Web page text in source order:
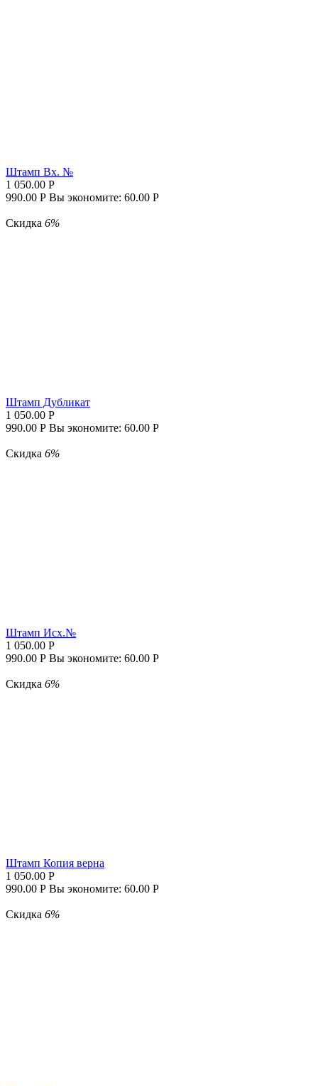
Штамп Вх. №
1 050.00 Р
990.00 Р Вы экономите: 60.00 Р
Скидка 6%
Штамп Дубликат
1 050.00 Р
990.00 Р Вы экономите: 60.00 Р
Скидка 6%
Штамп Исх.№
1 050.00 Р
990.00 Р Вы экономите: 60.00 Р
Скидка 6%
Штамп Копия верна
1 050.00 Р
990.00 Р Вы экономите: 60.00 Р
Скидка 6%